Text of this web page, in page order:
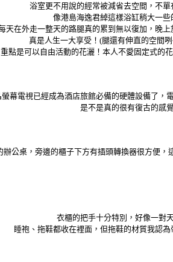
浴室更不用說的經常被減省去空間，不單
像港島海逸君綽這樣浴缸稍大一些
天在外走一整天的路腿真的累到無以復加，晚上
真是人生一大享受！(腿還有伸直的空間咧
重點是可以自由活動的花灑！本人不愛固定式的
螢幕電視已經成為酒店旅館必備的硬體設備了，
是不是真的很有復古的感
辦公桌，旁邊的櫃子下方有插頭轉換器很方便，
衣櫃的把手十分特別，好像一對
睡袍、拖鞋都收在裡面，但拖鞋的材質我認為